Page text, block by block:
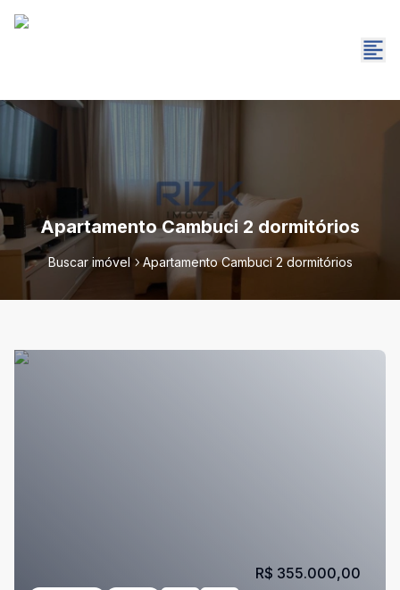
Apartamento Cambuci 2 dormitórios
Buscar imóvel Apartamento Cambuci 2 dormitórios
R$ 355.000,00